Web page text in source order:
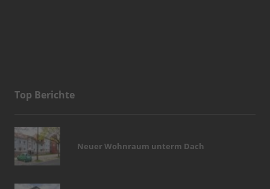
Top Berichte
Neuer Wohnraum unterm Dach